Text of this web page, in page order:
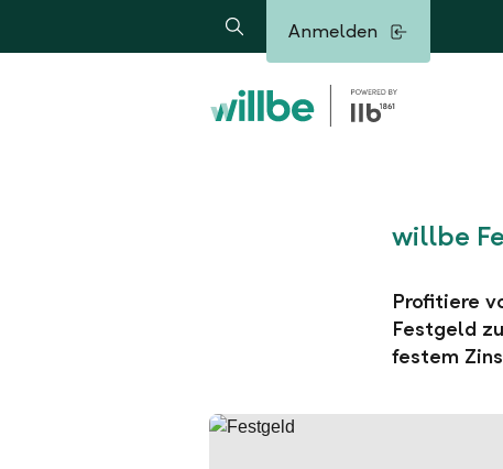
Suche Anmelden
willbe
Profitiere
Festgeld
festem